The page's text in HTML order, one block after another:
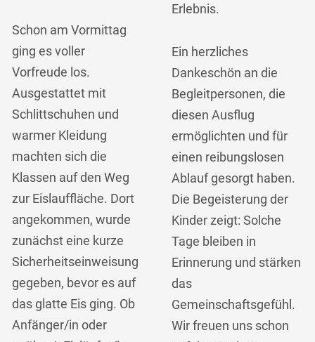
Schon am Vormittag
ging es voller
Vorfreude los.
Ausgestattet mit
Schlittschuhen und
warmer Kleidung
machten sich die
Klassen auf den Weg
zur Eislauffläche. Dort
angekommen, wurde
zunächst eine kurze
Sicherheitseinweisung
gegeben, bevor es auf
das glatte Eis ging. Ob
Anfänger/in oder
Erlebnis.
Ein herzliches
Dankeschön an die
Begleitpersonen, die
diesen Ausflug
ermöglichten und für
einen reibungslosen
Ablauf gesorgt haben.
Die Begeisterung der
Kinder zeigt: Solche
Tage bleiben in
Erinnerung und stärken
das
Gemeinschaftsgefühl.
Wir freuen uns schon